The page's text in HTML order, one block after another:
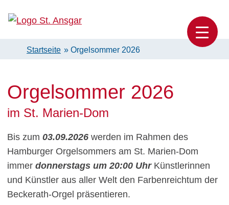
Skip
content
Katholische Pfarrei St. Ansgar Hamburg
Startseite » Orgelsommer 2026
Orgelsommer 2026
im St. Marien-Dom
Bis zum 03.09.2026 werden im Rahmen des
Hamburger Orgelsommers am St. Marien-Dom
immer donnerstags um 20:00 UhrKünstlerinnen
und Künstler aus aller Welt den Farbenreichtum der
Beckerath-Orgel präsentieren.